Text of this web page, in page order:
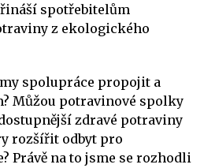
spotřebitelům
z ekologického
spolupráce propojit a
Můžou potravinové spolky
zdravé potraviny
rozšířit odbyt pro
Právě na to jsme se rozhodli